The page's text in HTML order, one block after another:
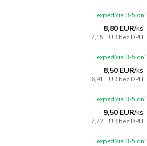
8,80 EUR/ks
7,15 EUR bez DPH
expedícia 3-5 dní
8,50 EUR/ks
6,91 EUR bez DPH
expedícia 3-5 dní
9,50 EUR/ks
7,72 EUR bez DPH
expedícia 3-5 dní
expedícia 3-5 dní